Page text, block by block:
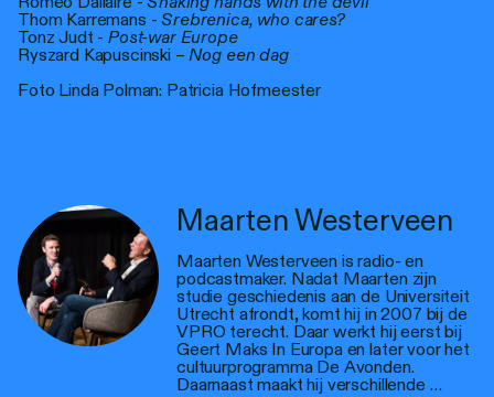
Thom Karremans -Srebrenica, who cares?
Tonz Judt -Post-war Europe
Ryszard Kapuscinski –Nog een dag
Foto Linda Polman: Patricia Hofmeester
Maarten Westerveen
Maarten Westerveen is radio- en
podcastmaker. Nadat Maarten zijn
studie geschiedenis aan de Universiteit
Utrecht afrondt, komt hij in 2007 bij de
VPRO terecht. Daar werkt hij eerst bij
Geert Maks In Europa en later voor het
cultuurprogramma De Avonden.
Daarnaast maakt hij verschillende …